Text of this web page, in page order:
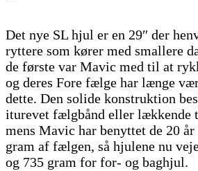
Det nye SL hjul er en 29″ der
ryttere som kører med smallere
de første var Mavic med til at
og deres Fore fælge har længe
dette. Den solide konstruktion
iturevet fælgbånd eller lækkende
mens Mavic har benyttet de 20
gram af fælgen, så hjulene nu
og 735 gram for for- og baghjul.